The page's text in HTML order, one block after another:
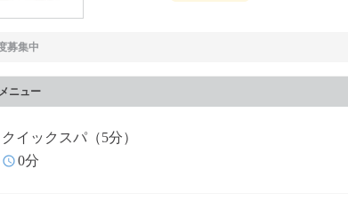
募集中
ニュー
クイックスパ（5分）
0分